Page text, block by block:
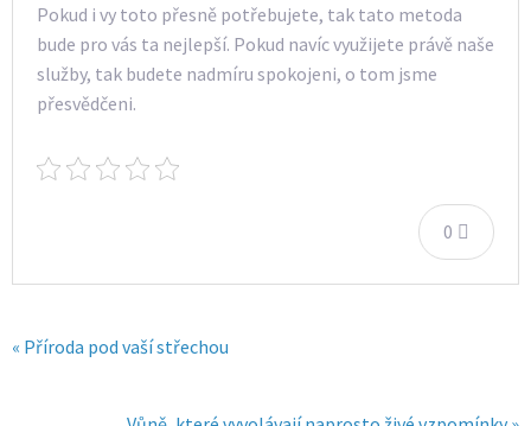
Pokud i vy toto přesně potřebujete, tak tato metoda
bude pro vás ta nejlepší. Pokud navíc využijete právě naše
služby, tak budete nadmíru spokojeni, o tom jsme
přesvědčeni.
0
« Příroda pod vaší střechou